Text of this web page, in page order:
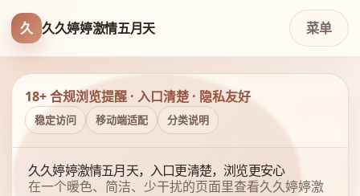
久 久久婷婷激情五月天 菜单
18+ 合规浏览提醒 · 入口清楚 · 隐私友好
稳定访问 移动端适配 分类说明
久久婷婷激情五月天，入口更清楚，浏览更安心
在一个暖色、简洁、少干扰的页面里查看久久婷婷激